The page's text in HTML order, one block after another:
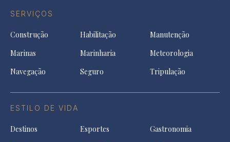
SERVIÇOS
Construção Habilitação
Manutenção
Marinas
Marinharia
Meteorologia
Navegação
Seguro Tripulação
ESTILO DE VIDA
Destinos Esportes
Gastronomia